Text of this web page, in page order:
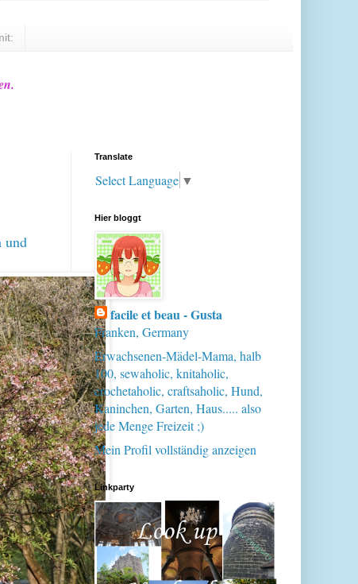
und
Translate
Select Language ▼
Hier bloggt
facile et beau - Gusta
Franken, Germany
Erwachsenen-Mädel-Mama, halb
100, sewaholic, knitaholic,
crochetaholic, craftsaholic, Hund,
Kaninchen, Garten, Haus..... also
jede Menge Freizeit ;)
Mein Profil vollständig anzeigen
Linkparty